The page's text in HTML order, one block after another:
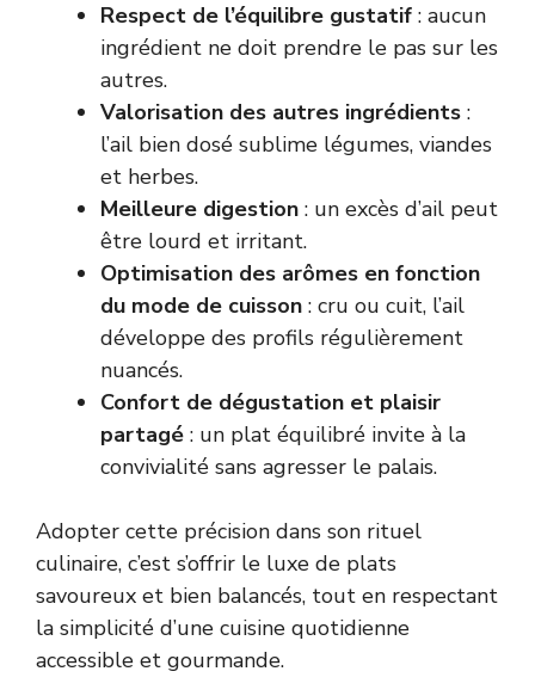
Respect de l’équilibre gustatif : aucun
ingrédient ne doit prendre le pas sur les
autres.
Valorisation des autres ingrédients :
l’ail bien dosé sublime légumes, viandes
et herbes.
Meilleure digestion : un excès d’ail peut
être lourd et irritant.
Optimisation des arômes en fonction
du mode de cuisson : cru ou cuit, l’ail
développe des profils régulièrement
nuancés.
Confort de dégustation et plaisir
partagé : un plat équilibré invite à la
convivialité sans agresser le palais.
Adopter cette précision dans son rituel
culinaire, c’est s’offrir le luxe de plats
savoureux et bien balancés, tout en respectant
la simplicité d’une cuisine quotidienne
accessible et gourmande.